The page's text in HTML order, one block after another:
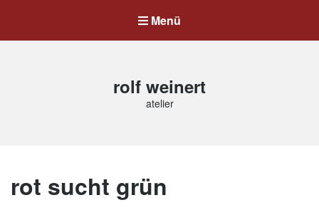
Menü
rolf weinert
atelier
rot sucht grün